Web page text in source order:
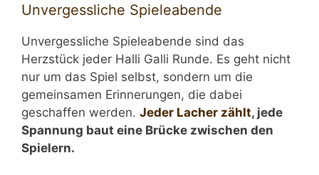
Unvergessliche Spieleabende
Unvergessliche Spieleabende sind das
Herzstück jeder Halli Galli Runde. Es geht nicht
nur um das Spiel selbst, sondern um die
gemeinsamen Erinnerungen, die dabei
geschaffen werden. Jeder Lacher zählt, jede
Spannung baut eine Brücke zwischen den
Spielern.